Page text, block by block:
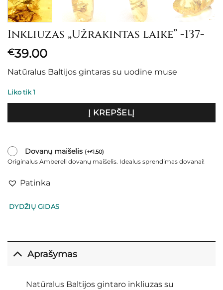
Inkliuzas „Užrakintas laike” -137-
€39.00
Natūralus Baltijos gintaras su uodine muse
Liko tik 1
Į KREPŠELĮ
Dovanų maišelis (+€1.50)
Originalus Amberell dovanų maišelis. Idealus sprendimas dovanai!
Patinka
DYDŽIŲ GIDAS
Aprašymas
Natūralus Baltijos gintaro inkliuzas su